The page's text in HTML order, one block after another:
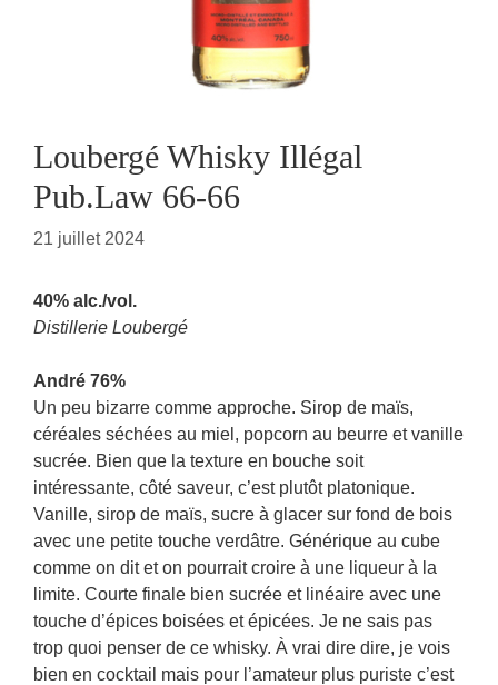
Loubergé Whisky Illégal
Pub.Law 66-66
21 juillet 2024
40% alc./vol.
Distillerie Loubergé
André 76%
Un peu bizarre comme approche. Sirop de maïs,
céréales séchées au miel, popcorn au beurre et vanille
sucrée. Bien que la texture en bouche soit
intéressante, côté saveur, c’est plutôt platonique.
Vanille, sirop de maïs, sucre à glacer sur fond de bois
avec une petite touche verdâtre. Générique au cube
comme on dit et on pourrait croire à une liqueur à la
limite. Courte finale bien sucrée et linéaire avec une
touche d’épices boisées et épicées. Je ne sais pas
trop quoi penser de ce whisky. À vrai dire dire, je vois
bien en cocktail mais pour l’amateur plus puriste c’est